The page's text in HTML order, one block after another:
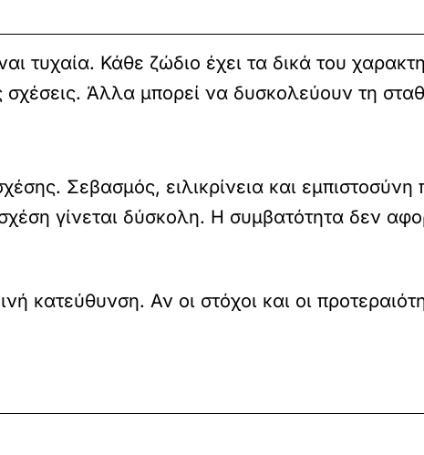
τυχαία. Κάθε ζώδιο έχει τα δικά του
σχέσεις. Άλλα μπορεί να δυσκολεύουν τη
Σεβασμός, ειλικρίνεια και εμπιστοσύνη
γίνεται δύσκολη. Η συμβατότητα δεν
κατεύθυνση. Αν οι στόχοι και οι